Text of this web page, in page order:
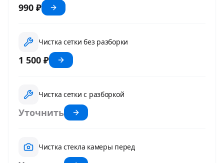
990 ₽
Чистка сетки без разборки
1 500 ₽
Чистка сетки с разборкой
Уточнить
Чистка стекла камеры перед